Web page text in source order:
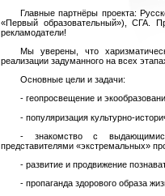
Главные партнёры проекта:
«Первый образовательный»), СГА.
рекламодатели!
Мы уверены, что
реализации задуманного на всех
Основные цели и задачи:
- геопросвещение и
- популяризация культурно-
- знакомство с выдающимися
представителями «экстремальных»
- развитие и продвижение
- пропаганда здорового образа